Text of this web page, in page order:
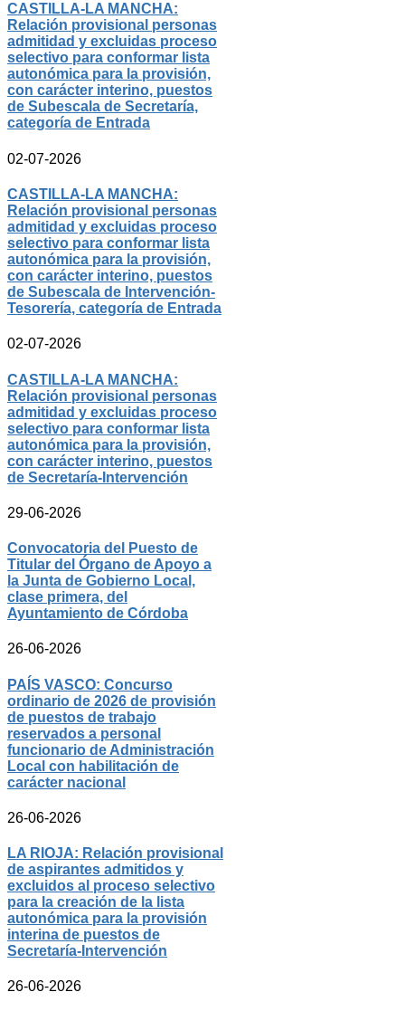
CASTILLA-LA MANCHA:
Relación provisional personas
admitidad y excluidas proceso
selectivo para conformar lista
autonómica para la provisión,
con carácter interino, puestos
de Subescala de Secretaría,
categoría de Entrada
02-07-2026
CASTILLA-LA MANCHA:
Relación provisional personas
admitidad y excluidas proceso
selectivo para conformar lista
autonómica para la provisión,
con carácter interino, puestos
de Subescala de Intervención-
Tesorería, categoría de Entrada
02-07-2026
CASTILLA-LA MANCHA:
Relación provisional personas
admitidad y excluidas proceso
selectivo para conformar lista
autonómica para la provisión,
con carácter interino, puestos
de Secretaría-Intervención
29-06-2026
Convocatoria del Puesto de
Titular del Órgano de Apoyo a
la Junta de Gobierno Local,
clase primera, del
Ayuntamiento de Córdoba
26-06-2026
PAÍS VASCO: Concurso
ordinario de 2026 de provisión
de puestos de trabajo
reservados a personal
funcionario de Administración
Local con habilitación de
carácter nacional
26-06-2026
LA RIOJA: Relación provisional
de aspirantes admitidos y
excluidos al proceso selectivo
para la creación de la lista
autonómica para la provisión
interina de puestos de
Secretaría-Intervención
26-06-2026